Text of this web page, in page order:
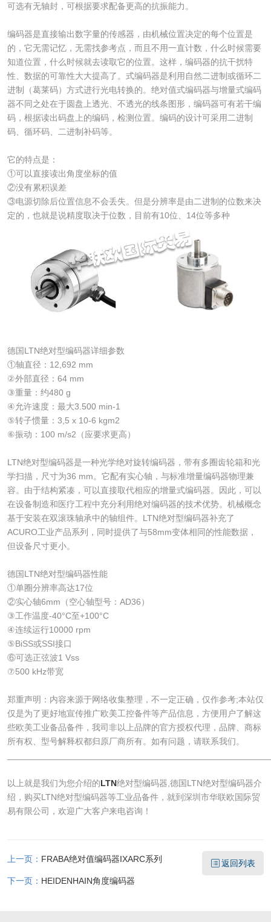
可选有无轴封，可根据要求配备更高的抗振能力。
编码器是直接输出数字量的传感器，由机械位置决定的每个位置是
的，它无需记忆，无需找参考点，而且不用一直计数，什么时候需要
知道位置，什么时候就去读取它的位置。这样，编码器的抗干扰特
性、数据的可靠性大大提高了。式编码器是利用自然二进制或循环二
进制（葛莱码）方式进行光电转换的。绝对值式编码器与增量式编码
器不同之处在于圆盘上透光、不透光的线条图形，编码器可有若干编
码，根据读出码盘上的编码，检测位置。编码的设计可采用二进制
码、循环码、二进制补码等。
它的特点是：
①可以直接读出角度坐标的值
②没有累积误差
③电源切除后位置信息不会丢失。但是分辨率是由二进制的位数来决
定的，也就是说精度取决于位数，目前有10位、14位等多种
德国LTN绝对型编码器详细参数
①轴直径：12,692 mm
②外部直径：64 mm
③重量：约480 g
④允许速度：最大3.500 min-1
⑤转子惯量：3,5 x 10-6 kgm2
⑥振动：100 m/s2（应要求更高）
LTN绝对型编码器是一种光学绝对旋转编码器，带有多圈齿轮箱和光
学扫描，尺寸为36 mm。它配有实心轴，与标准增量编码器物理兼
容。由于结构紧凑，可以直接取代相应的增量式编码器。因此，可以
在设备制造和医疗工程中充分利用绝对编码器的技术优势。机械概念
基于安装在双滚珠轴承中的轴组件。LTN绝对型编码器补充了
ACURO工业产品系列，同时提供了与58mm变体相同的性能数据，
但设备尺寸更小。
德国LTN绝对型编码器性能
①单圈分辨率高达17位
②实心轴6mm（空心轴型号：AD36）
③工作温度-40°C至+100°C
④连续运行10000 rpm
⑤BiSS或SSI接口
⑥可选正弦波1 Vss
⑦500 kHz带宽
郑重声明：内容来源于网络收集整理，不一定正确，仅作参考;本站仅
仅是为了更好地宣传推广欧美工控备件等产品信息，方便用户了解这
些欧美工业备品备件，我司非以上品牌的官方授权代理，品牌、商标
所有权、型号解释权都归原厂商所有。如有问题，请联系我们。
以上就是我们为您介绍的LTN绝对型编码器,德国LTN绝对型编码器介
绍，购买LTN绝对型编码器等工业品备件，就到深圳市华联欧国际贸
易有限公司，欢迎广大客户来电咨询！
上一页： FRABA绝对值编码器IXARC系列
下一页： HEIDENHAIN角度编码器
返回列表